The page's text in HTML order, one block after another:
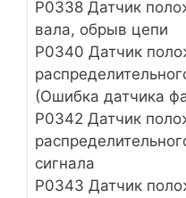
Р0338 Датчик
вала, обрыв цепи
Р0340 Датчик
(Ошибка датчика
Р0342 Датчик
сигнала
Р0343 Датчик